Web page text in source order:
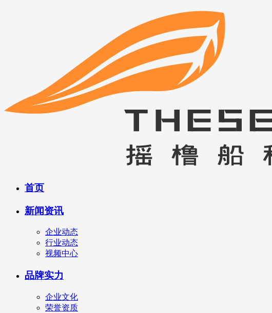
首页
新闻资讯
企业动态
行业动态
视频中心
品牌实力
企业文化
荣誉资质